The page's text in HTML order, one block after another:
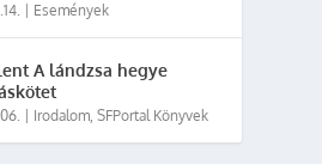
Események
A lándzsa hegye
Irodalom,SFPortal Könyvek